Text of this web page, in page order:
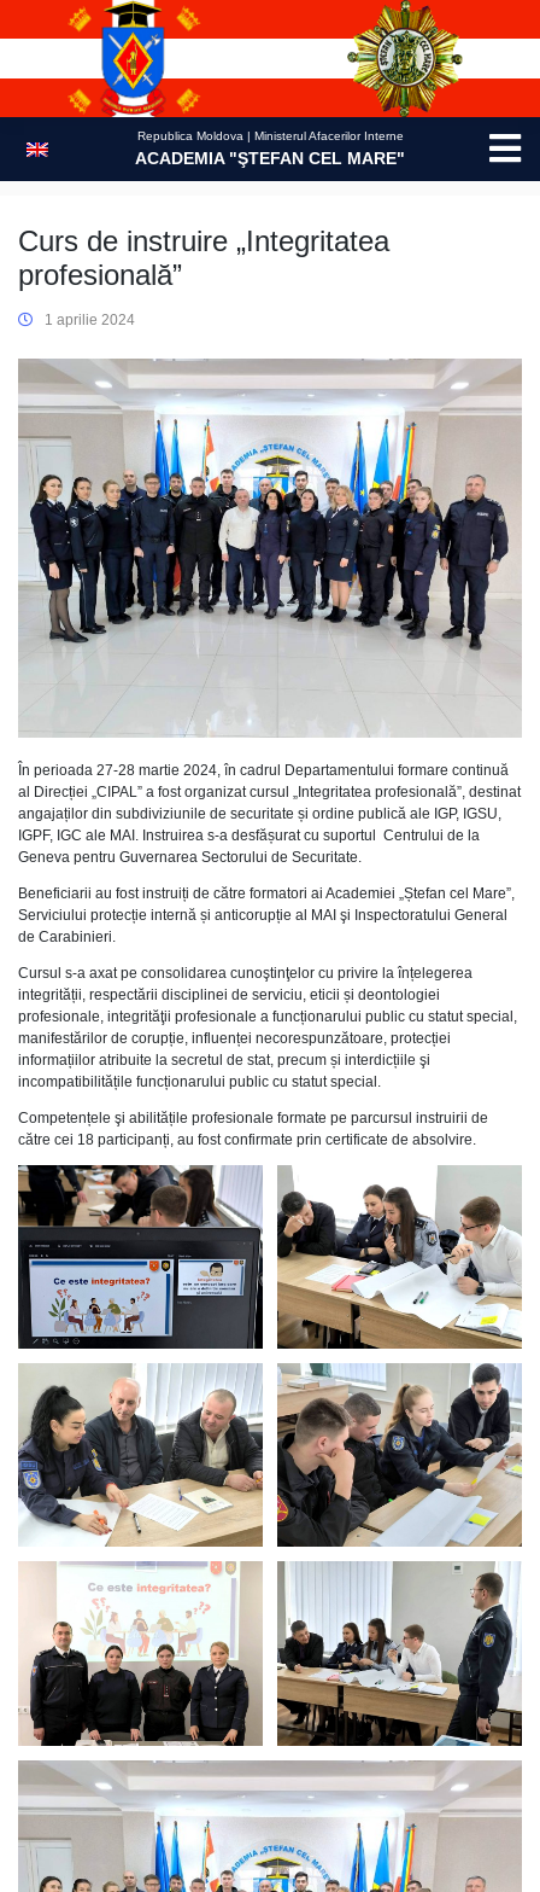
Republica Moldova | Ministerul Afacerilor Interne
ACADEMIA "ŞTEFAN CEL MARE"
Curs de instruire „Integritatea
profesională”
1 aprilie 2024
În perioada 27-28 martie 2024, în cadrul Departamentului formare continuă
al Direcției „CIPAL” a fost organizat cursul „Integritatea profesională”, destinat
angajaților din subdiviziunile de securitate și ordine publică ale IGP, IGSU,
IGPF, IGC ale MAI. Instruirea s-a desfășurat cu suportul Centrului de la
Geneva pentru Guvernarea Sectorului de Securitate.
Beneficiarii au fost instruiți de către formatori ai Academiei „Ștefan cel Mare”,
Serviciului protecție internă și anticorupție al MAI şi Inspectoratului General
de Carabinieri.
Cursul s-a axat pe consolidarea cunoştinţelor cu privire la înțelegerea
integrității, respectării disciplinei de serviciu, eticii și deontologiei
profesionale, integrităţii profesionale a funcționarului public cu statut special,
manifestărilor de corupție, influenței necorespunzătoare, protecției
informațiilor atribuite la secretul de stat, precum și interdicțiile şi
incompatibilitățile funcționarului public cu statut special.
Competențele şi abilitățile profesionale formate pe parcursul instruirii de
către cei 18 participanți, au fost confirmate prin certificate de absolvire.